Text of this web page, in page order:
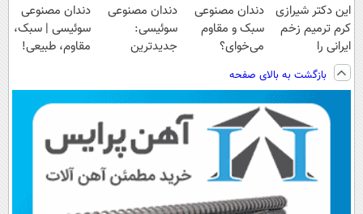
این دکتر شیرازی
کرم ترمیم زخم
ایرانی را
ساخت!!!
دندان مصنوعی
سبک و مقاوم
می‌خوای؟
هم داریم!😍 |
📍تهران
دندان مصنوعی
سوئیسی:
جدیدترین
پرداخت قسطی
دندان مصنوعی
سوئیسی | سبک،
مقاوم، طبیعی!
اقساطی😍
بازگشت به بالای صفحه